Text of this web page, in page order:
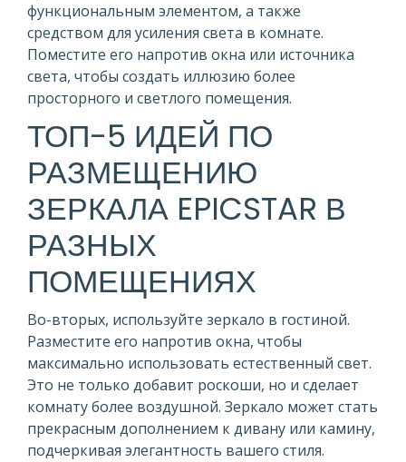
функциональным элементом, а также
средством для усиления света в комнате.
Поместите его напротив окна или источника
света, чтобы создать иллюзию более
просторного и светлого помещения.
ТОП-5 ИДЕЙ ПО
РАЗМЕЩЕНИЮ
ЗЕРКАЛА EPICSTAR В
РАЗНЫХ
ПОМЕЩЕНИЯХ
Во-вторых, используйте зеркало в гостиной.
Разместите его напротив окна, чтобы
максимально использовать естественный свет.
Это не только добавит роскоши, но и сделает
комнату более воздушной. Зеркало может стать
прекрасным дополнением к дивану или камину,
подчеркивая элегантность вашего стиля.